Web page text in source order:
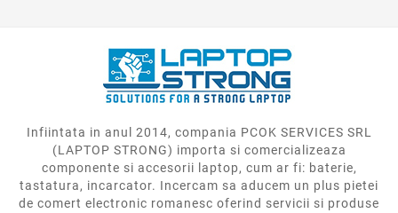
Infiintata in anul 2014, compania PCOK SERVICES SRL
(LAPTOP STRONG) importa si comercializeaza
componente si accesorii laptop, cum ar fi: baterie,
tastatura, incarcator. Incercam sa aducem un plus pietei
de comert electronic romanesc oferind servicii si produse